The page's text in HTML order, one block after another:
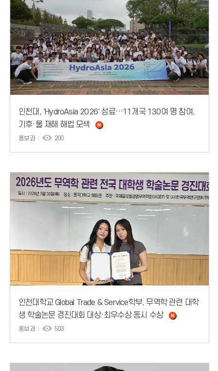
인천대, 'HydroAsia 2026' 성료…11개국 130여 명 참여,
기후·물 재해 해법 모색
홍보과 200
인천대학교 Global Trade & Service학부, 무역학 관련 대학
생 학술논문 경진대회 대상·최우수상 동시 수상
홍보과 503